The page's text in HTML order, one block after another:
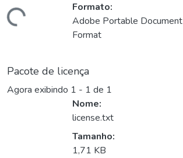
Carregando...
Formato:
Adobe Portable Document
Format
Pacote de licença
Agora exibindo 1 - 1 de 1
Nome:
license.txt
Tamanho:
1,71 KB